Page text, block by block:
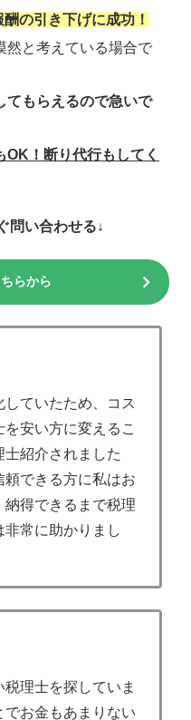
の引き下げに成功！
然と考えている場合で
てもらえるので急いで
！断り代行もしてく
問い合わせる↓
らから
ていたため、コス
を安い方に変えるこ
士紹介されました
できる方に私はお
得できるまで税理
常に助かりまし
理士を探していま
でお金もあまりない